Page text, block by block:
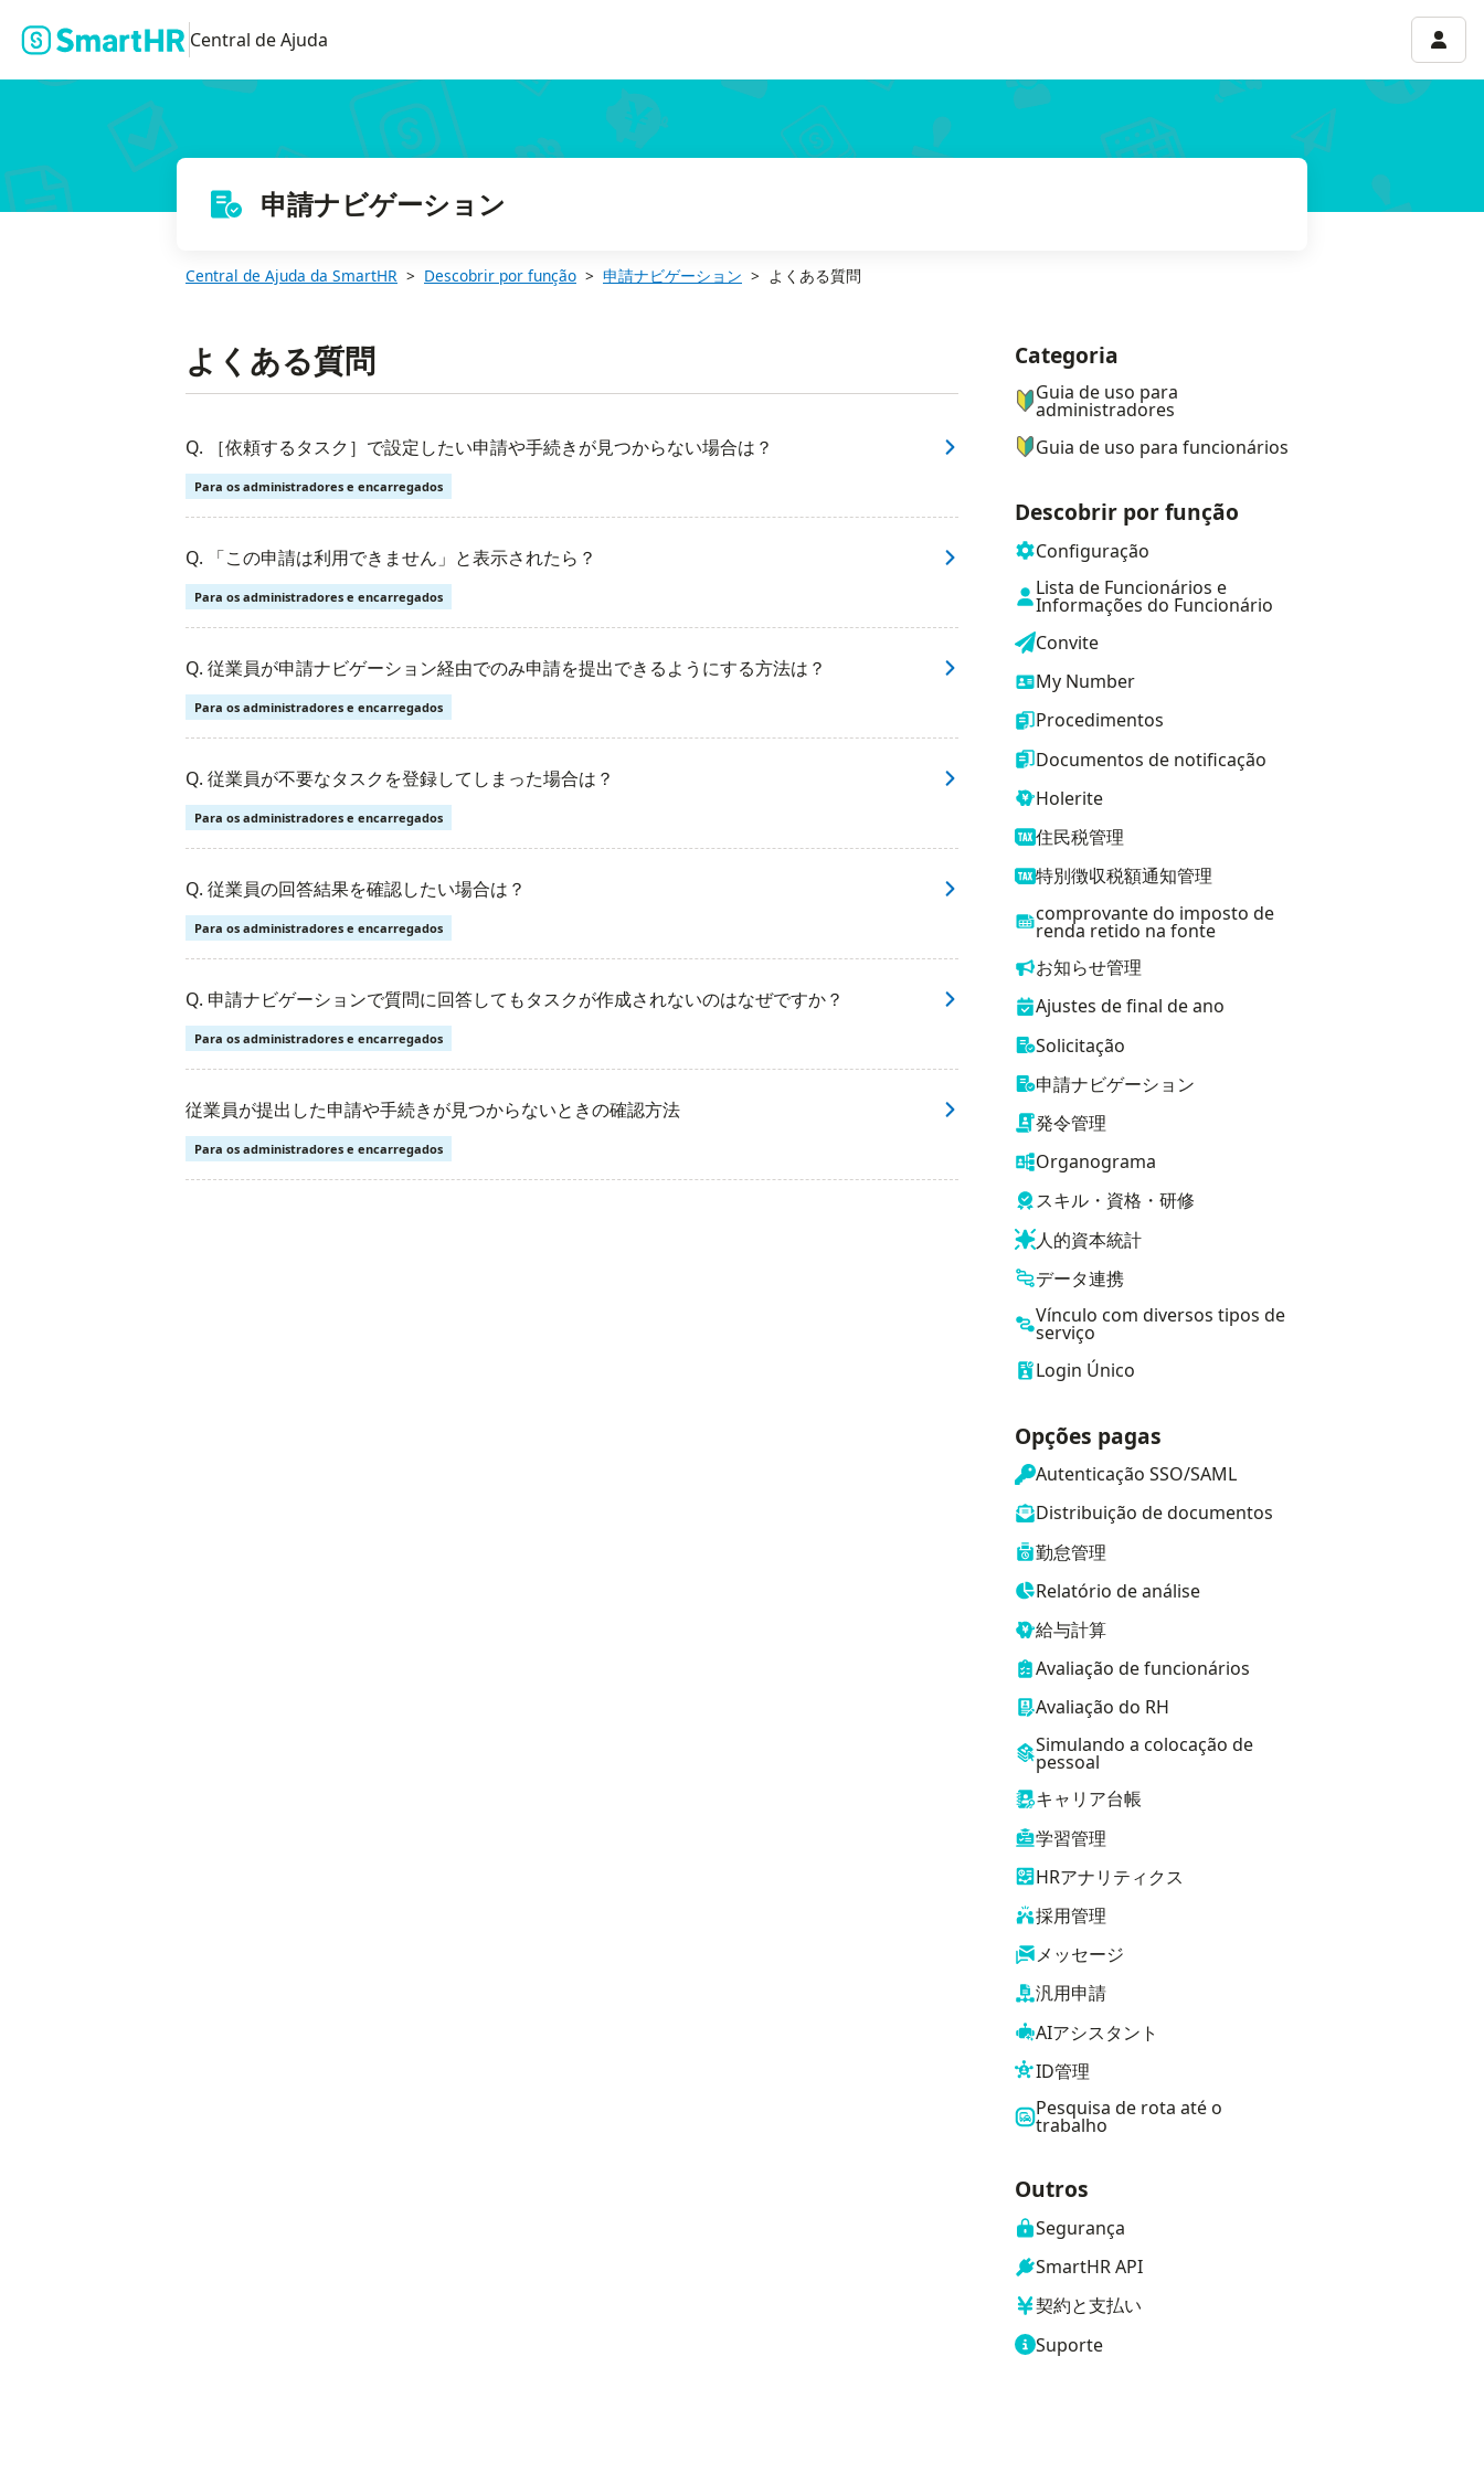
Central de Ajuda
申請ナビゲーション
Central de Ajuda da SmartHR Descobrir por função 申請ナビゲーション よくある質問
よくある質問
Q. ［依頼するタスク］で設定したい申請や手続きが見つからない場合は？
Para os administradores e encarregados
Q. 「この申請は利用できません」と表示されたら？
Para os administradores e encarregados
Q. 従業員が申請ナビゲーション経由でのみ申請を提出できるようにする方法は？
Para os administradores e encarregados
Q. 従業員が不要なタスクを登録してしまった場合は？
Para os administradores e encarregados
Q. 従業員の回答結果を確認したい場合は？
Para os administradores e encarregados
Q. 申請ナビゲーションで質問に回答してもタスクが作成されないのはなぜですか？
Para os administradores e encarregados
従業員が提出した申請や手続きが見つからないときの確認方法
Para os administradores e encarregados
ナビゲーションメニュー
Categoria
Guia de uso para
administradores
Guia de uso para funcionários
Descobrir por função
Configuração
Lista de Funcionários e
Informações do Funcionário
Convite
My Number
Procedimentos
Documentos de notificação
Holerite
住民税管理
特別徴収税額通知管理
comprovante do imposto de
renda retido na fonte
お知らせ管理
Ajustes de final de ano
Solicitação
申請ナビゲーション
発令管理
Organograma
スキル・資格・研修
人的資本統計
データ連携
Vínculo com diversos tipos de
serviço
Login Único
Opções pagas
Autenticação SSO/SAML
Distribuição de documentos
勤怠管理
Relatório de análise
給与計算
Avaliação de funcionários
Avaliação do RH
Simulando a colocação de
pessoal
キャリア台帳
学習管理
HRアナリティクス
採用管理
メッセージ
汎用申請
AIアシスタント
ID管理
Pesquisa de rota até o
trabalho
Outros
Segurança
SmartHR API
契約と支払い
Suporte